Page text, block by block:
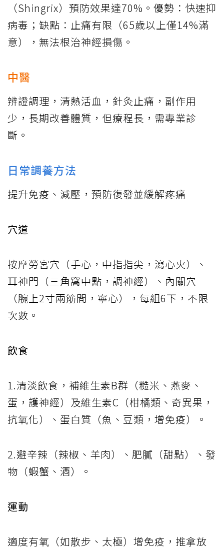
（Shingrix）預防效果達70%。優勢：快速抑
病毒；缺點：止痛有限（65歲以上僅14%滿
意），無法根治神經損傷。
中醫
辨證調理，清熱活血，針灸止痛，副作用
少，長期改善體質，但療程長，需專業診
斷。
日常調養方法
提升免疫、減壓，預防復發並緩解疼痛
穴道
按摩勞宮穴（手心，中指指尖，瀉心火）、
耳神門（三角窩中點，調神經）、內關穴
（腕上2寸兩筋間，寧心），每組6下，不限
次數。
飲食
1.清淡飲食，補維生素B群（糙米、燕麥、
蛋，護神經）及維生素C（柑橘類、奇異果，
抗氧化）、蛋白質（魚、豆類，增免疫）。
2.避辛辣（辣椒、羊肉）、肥膩（甜點）、發
物（蝦蟹、酒）。
運動
適度有氧（如散步、太極）增免疫，推拿放